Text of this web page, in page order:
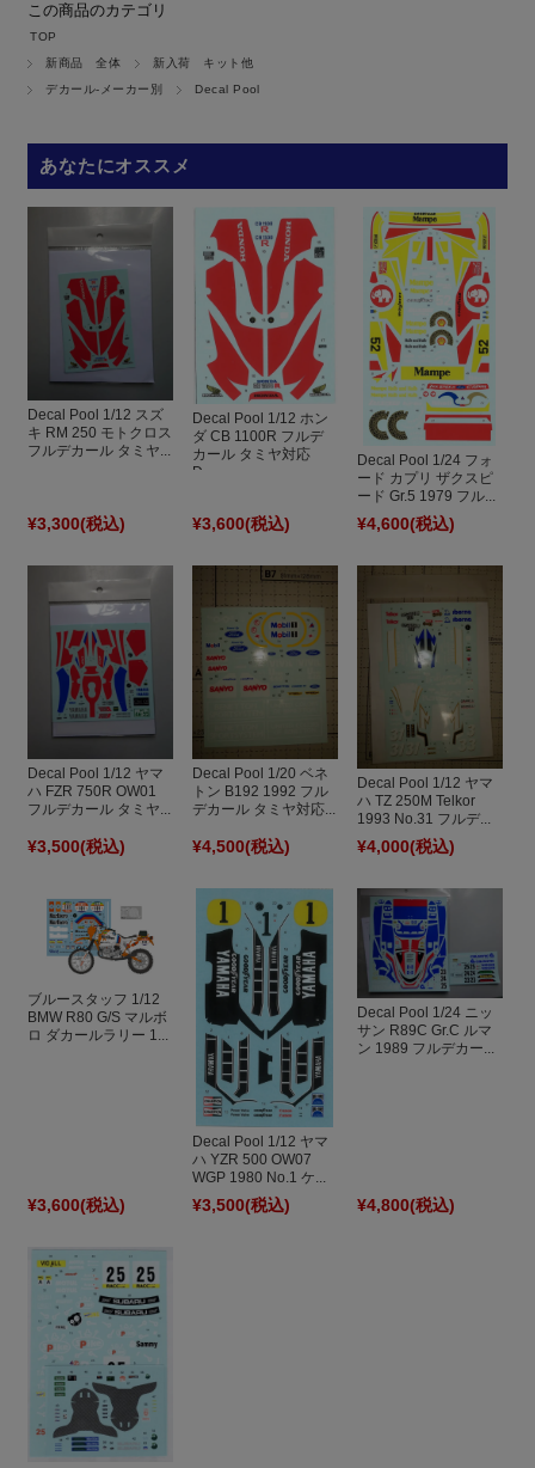
この商品のカテゴリ
TOP
新商品 全体
新入荷 キット他
デカール-メーカー別
Decal Pool
あなたにオススメ
Decal Pool 1/12 スズ
キ RM 250 モトクロス
フルデカール タミヤ...
¥3,300(税込)
Decal Pool 1/12 ホン
ダ CB 1100R フルデ
カール タミヤ対応
D...
¥3,600(税込)
Decal Pool 1/24 フォ
ード カプリ ザクスピ
ード Gr.5 1979 フル...
¥4,600(税込)
Decal Pool 1/12 ヤマ
ハ FZR 750R OW01
フルデカール タミヤ...
¥3,500(税込)
Decal Pool 1/20 ベネ
トン B192 1992 フル
デカール タミヤ対応...
¥4,500(税込)
Decal Pool 1/12 ヤマ
ハ TZ 250M Telkor
1993 No.31 フルデ...
¥4,000(税込)
ブルースタッフ 1/12
BMW R80 G/S マルボ
ロ ダカールラリー 1...
¥3,600(税込)
Decal Pool 1/12 ヤマ
ハ YZR 500 OW07
WGP 1980 No.1 ケ...
¥3,500(税込)
Decal Pool 1/24 ニッ
サン R89C Gr.C ルマ
ン 1989 フルデカー...
¥4,800(税込)